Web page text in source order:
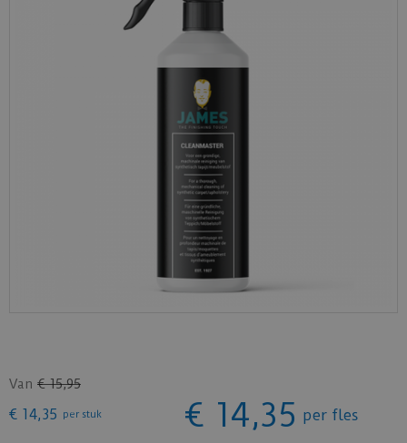
Van € 15,95
€ 14,35 per stuk € 14,35 per fles